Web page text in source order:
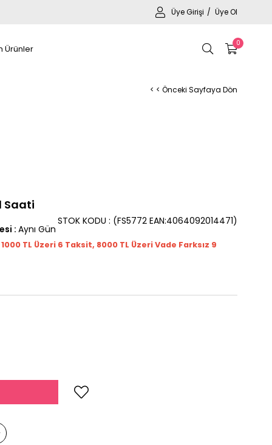
Üye Girişi Üye Ol
0
Ürünler
< < Önceki Sayfaya Dön
Saati
(FS5772 EAN:4064092014471)
STOK KODU
: Aynı Gün
TL Üzeri 6 Taksit, 8000 TL Üzeri Vade Farksız 9